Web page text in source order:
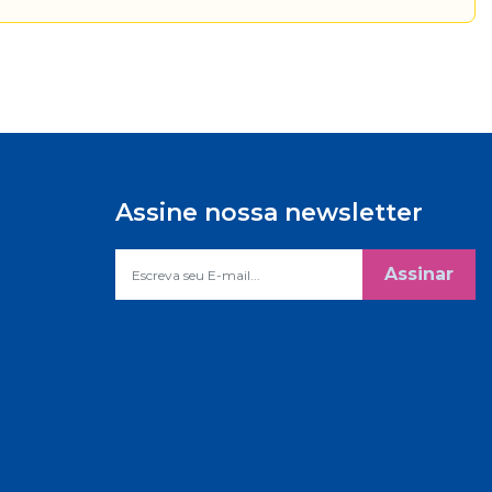
Assine nossa newsletter
Assinar